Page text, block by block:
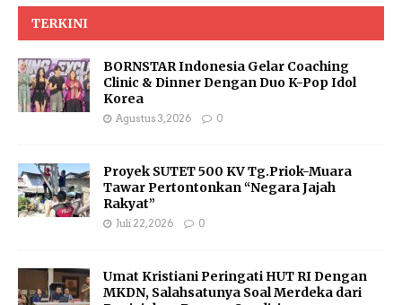
TERKINI
BORNSTAR Indonesia Gelar Coaching
Clinic & Dinner Dengan Duo K-Pop Idol
Korea
Agustus 3, 2026 0
Proyek SUTET 500 KV Tg.Priok-Muara
Tawar Pertontonkan “Negara Jajah
Rakyat”
Juli 22, 2026 0
Umat Kristiani Peringati HUT RI Dengan
MKDN, Salahsatunya Soal Merdeka dari